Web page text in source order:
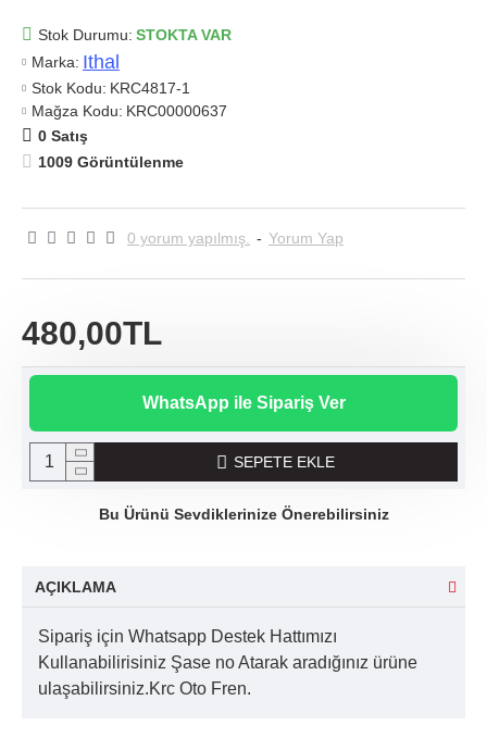
Stok Durumu: STOKTA VAR
Marka: Ithal
Stok Kodu: KRC4817-1
Mağza Kodu: KRC00000637
0 Satış
1009 Görüntülenme
0 yorum yapılmış. - Yorum Yap
480,00TL
WhatsApp ile Sipariş Ver
SEPETE EKLE
Bu Ürünü Sevdiklerinize Önerebilirsiniz
AÇIKLAMA
Sipariş için Whatsapp Destek Hattımızı
Kullanabilirisiniz Şase no Atarak aradığınız ürüne
ulaşabilirsiniz.Krc Oto Fren.